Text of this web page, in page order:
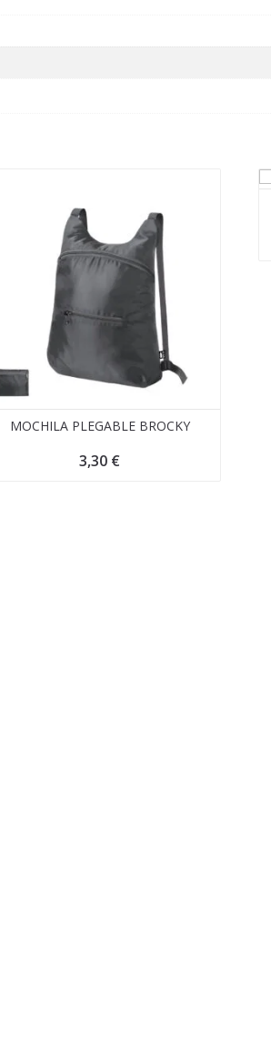
MOCHILA PLEGABLE BROCKY
3,30 €